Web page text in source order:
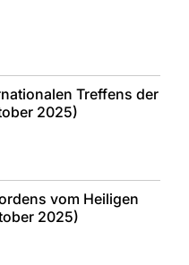
Treffens der
2025)
vom Heiligen
2025)